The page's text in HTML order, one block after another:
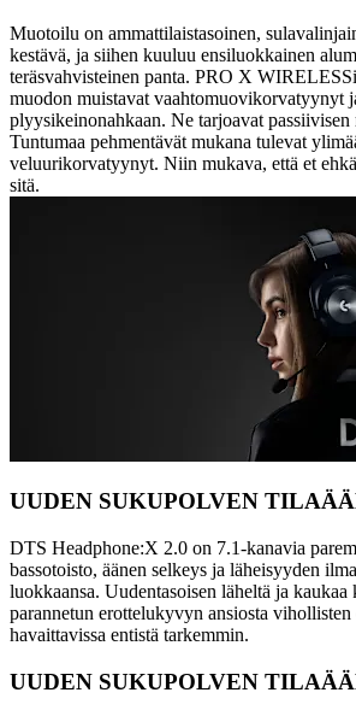
Muotoilu on ammattilaistasoinen,
kestävä, ja siihen kuuluu ensiluokkainen
teräsvahvisteinen panta. PRO X
muodon muistavat vaahtomuovikorvatyynyt
plyysikeinonahkaan. Ne tarjoavat passiivisen
Tuntumaa pehmentävät mukana tulevat
veluurikorvatyynyt. Niin mukava, että et
sitä.
UUDEN SUKUPOLVEN
DTS Headphone:X 2.0 on 7.1-kanavia
bassotoisto, äänen selkeys ja läheisyyden
luokkaansa. Uudentasoisen läheltä ja kaukaa
parannetun erottelukyvyn ansiosta
havaittavissa entistä tarkemmin.
UUDEN SUKUPOLVEN